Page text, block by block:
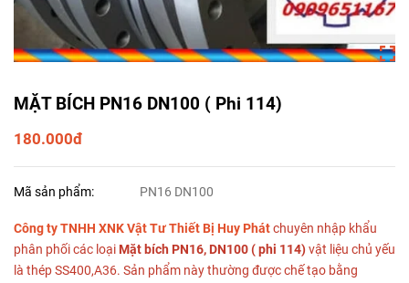
MẶT BÍCH PN16 DN100 ( Phi 114)
180.000đ
Mã sản phẩm: PN16 DN100
Công ty TNHH XNK Vật Tư Thiết Bị Huy Phátchuyên nhập khẩu
phân phối các loạiMặt bích PN16, DN100 ( phi 114)vật liệu chủ yếu
là thép SS400,A36. Sản phẩm này thường được chế tạo bằng